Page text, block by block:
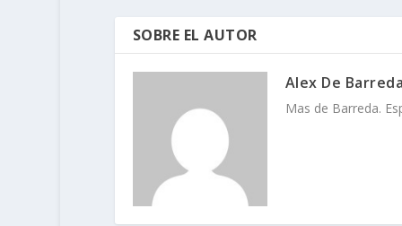
SOBRE EL AUTOR
Alex De
Mas de Barreda.